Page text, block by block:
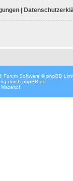
|
Forum Software © phpBB
durch phpBB.de
Mazeltof